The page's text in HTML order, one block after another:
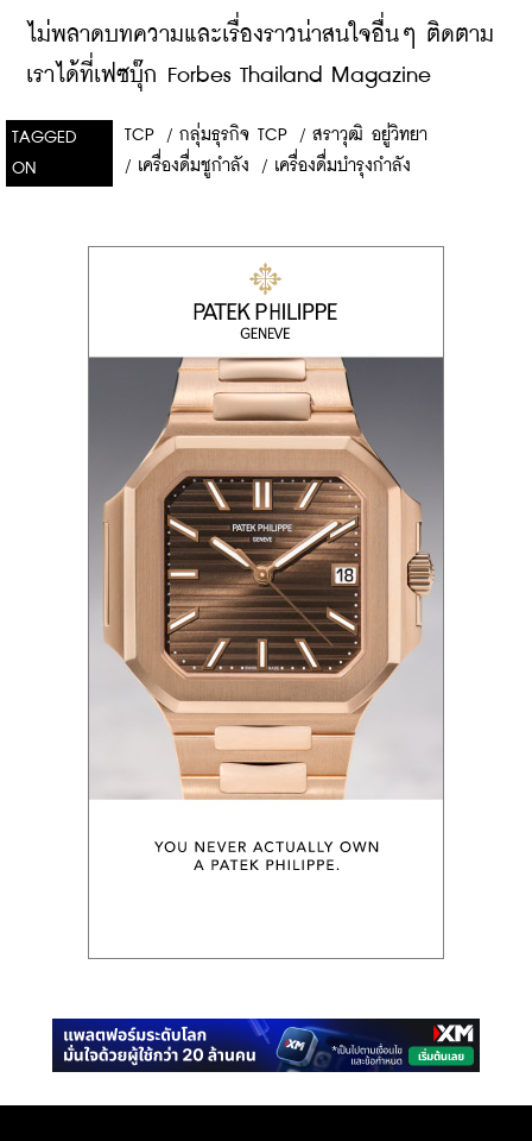
ไม่พลาดบทความและเรื่องราวน่าสนใจอื่นๆ ติดตาม
เราได้ที่เฟซบุ๊ก Forbes Thailand Magazine
TAGGED
ON
TCP / กลุ่มธุรกิจ TCP / สราวุฒิ อยู่วิทยา
/ เครื่องดื่มชูกำลัง / เครื่องดื่มบำรุงกำลัง